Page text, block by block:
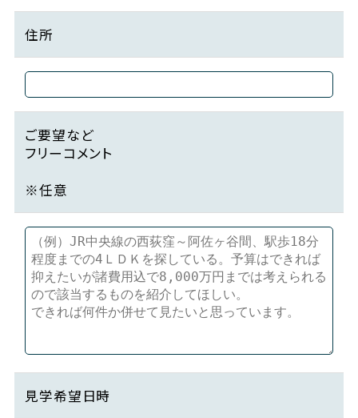
住所
ご要望など
フリーコメント
※任意
見学希望日時